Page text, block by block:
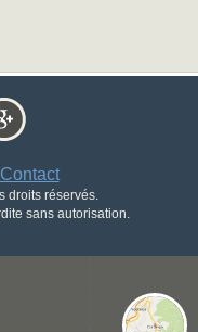
Contact
droits réservés.
sans autorisation.